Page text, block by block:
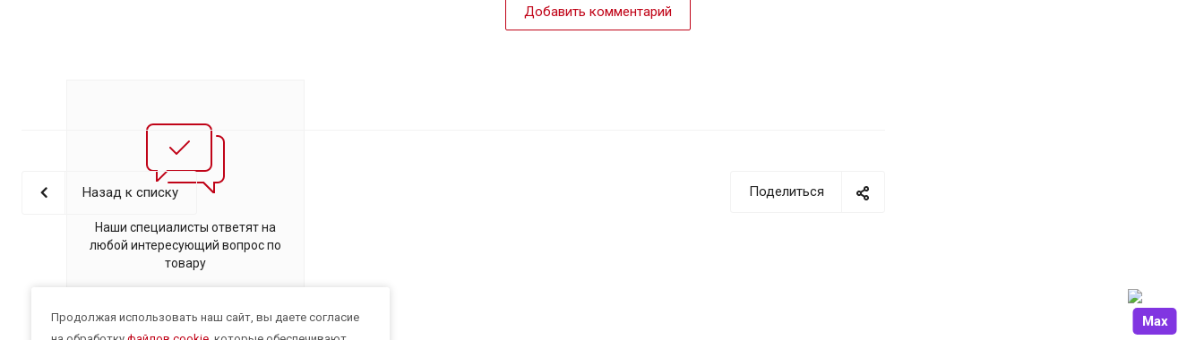
Добавить комментарий
Наши специалисты ответят на
любой интересующий вопрос по
товару
Задать вопрос
Поделиться
Назад к списку
Max
Продолжая использовать наш сайт, вы даете согласие